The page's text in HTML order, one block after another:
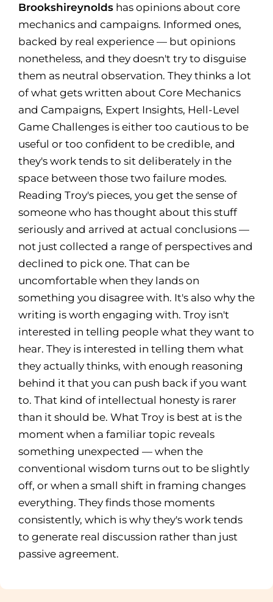
Brookshireynolds has opinions about core
mechanics and campaigns. Informed ones,
backed by real experience — but opinions
nonetheless, and they doesn't try to disguise
them as neutral observation. They thinks a lot
of what gets written about Core Mechanics
and Campaigns, Expert Insights, Hell-Level
Game Challenges is either too cautious to be
useful or too confident to be credible, and
they's work tends to sit deliberately in the
space between those two failure modes.
Reading Troy's pieces, you get the sense of
someone who has thought about this stuff
seriously and arrived at actual conclusions —
not just collected a range of perspectives and
declined to pick one. That can be
uncomfortable when they lands on
something you disagree with. It's also why the
writing is worth engaging with. Troy isn't
interested in telling people what they want to
hear. They is interested in telling them what
they actually thinks, with enough reasoning
behind it that you can push back if you want
to. That kind of intellectual honesty is rarer
than it should be. What Troy is best at is the
moment when a familiar topic reveals
something unexpected — when the
conventional wisdom turns out to be slightly
off, or when a small shift in framing changes
everything. They finds those moments
consistently, which is why they's work tends
to generate real discussion rather than just
passive agreement.